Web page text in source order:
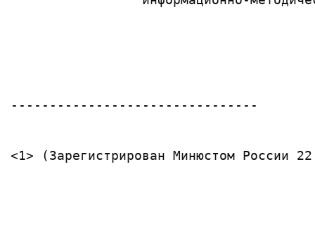
--------------------------------
<1> (Зарегистрирован Минюстом России